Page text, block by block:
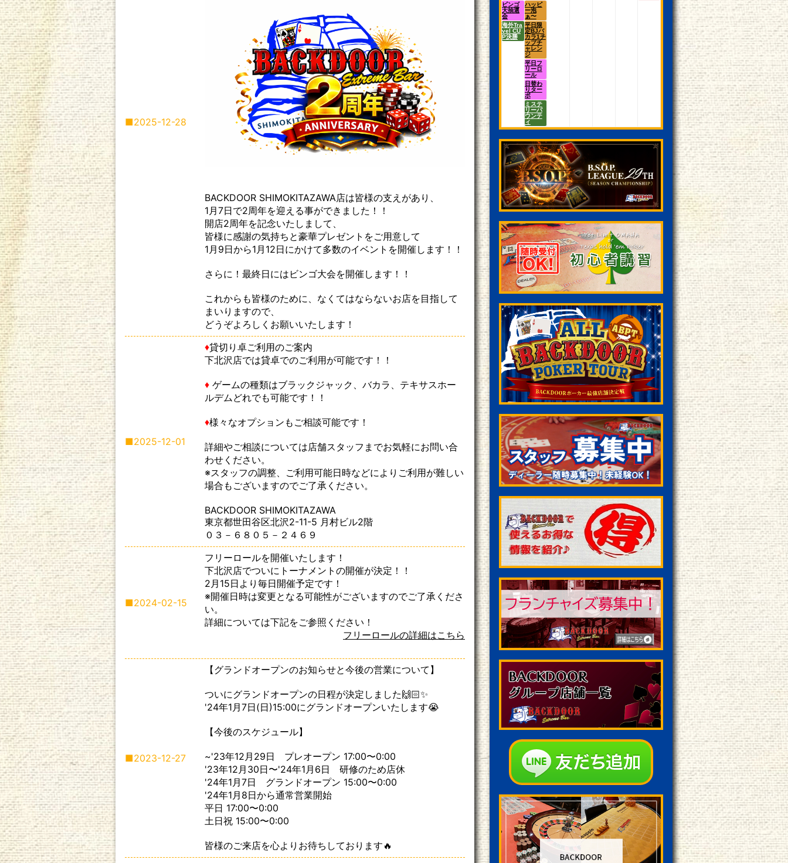
■2025-12-28
BACKDOOR SHIMOKITAZAWA店は皆様の支えがあり、
1月7日で2周年を迎える事ができました！！
開店2周年を記念いたしまして、
皆様に感謝の気持ちと豪華プレゼントをご用意して
1月9日から1月12日にかけて多数のイベントを開催します！！
さらに！最終日にはビンゴ大会を開催します！！
これからも皆様のために、なくてはならないお店を目指して
まいりますので、
どうぞよろしくお願いいたします！
■2025-12-01
♦貸切り卓ご利用のご案内
下北沢店では貸卓でのご利用が可能です！！
♦ ゲームの種類はブラックジャック、バカラ、テキサスホー
ルデムどれでも可能です！！
♦様々なオプションもご相談可能です！
詳細やご相談については店舗スタッフまでお気軽にお問い合
わせください。
※スタッフの調整、ご利用可能日時などによりご利用が難しい
場合もございますのでご了承ください。
BACKDOOR SHIMOKITAZAWA
東京都世田谷区北沢2-11-5 月村ビル2階
０３－６８０５－２４６９
■2024-02-15
フリーロールを開催いたします！
下北沢店でついにトーナメントの開催が決定！！
2月15日より毎日開催予定です！
※開催日時は変更となる可能性がございますのでご了承くださ
い。
詳細については下記をご参照ください！
フリーロールの詳細はこちら
■2023-12-27
【グランドオープンのお知らせと今後の営業について】
ついにグランドオープンの日程が決定しました🙌🏻✨
'24年1月7日(日)15:00にグランドオープンいたします😭
【今後のスケジュール】
~'23年12月29日 プレオープン 17:00〜0:00
'23年12月30日〜'24年1月6日 研修のため店休
'24年1月7日 グランドオープン 15:00〜0:00
'24年1月8日から通常営業開始
平日 17:00〜0:00
土日祝 15:00〜0:00
皆様のご来店を心よりお待ちしております🔥
ビンゴ
大抽選
会
海外Tra
vel CU
P決勝
ハッピ
ー泡
ぁ〜
平日限
定BJバ
カラ1チ
ップチ
ャレン
ジ
平日フ
リーロ
ール
日替わ
りター
ボ
ミステ
リーバ
ウンテ
ィ